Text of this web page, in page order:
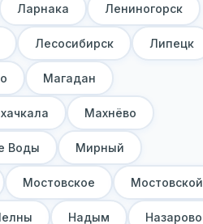
Ларнака Лениногорск
Лесосибирск Липецк
Магадан
Махнёво
Воды Мирный
Мостовское Мостовской
Надым Назарово